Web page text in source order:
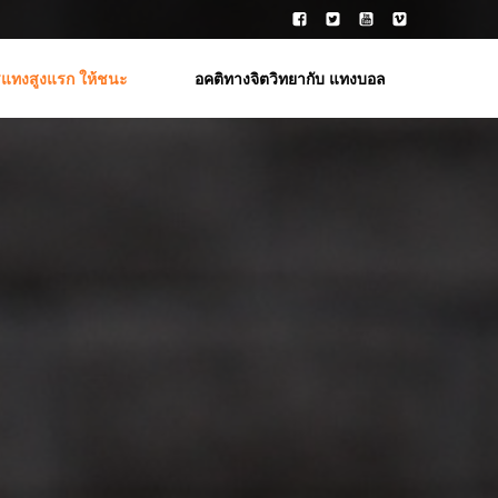
ทงสูงแรก ให้ชนะ อคติทางจิตวิทยากับ แทงบอล